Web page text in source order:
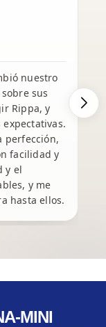
nuestro
sus
Rippa, y
perfección,
facilidad y
y el
y me
hasta ellos.
MINI